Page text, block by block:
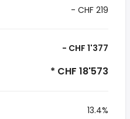
- CHF 219
- CHF 1'377
* CHF 18'573
13.4%